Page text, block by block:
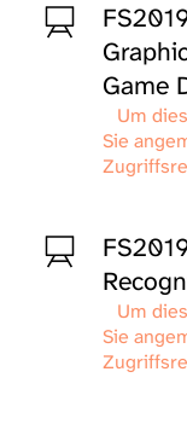
Game
Um
Sie
Um
Sie